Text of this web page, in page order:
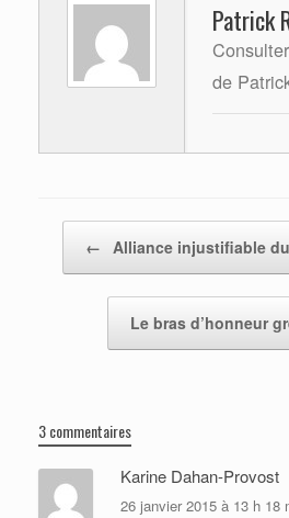
Patrick
de
Post navigation
← Alliance injustifiable
Le bras d’honneur
3 commentaires
Karine Dahan-Provost
26 janvier 2015 à 13 h 18